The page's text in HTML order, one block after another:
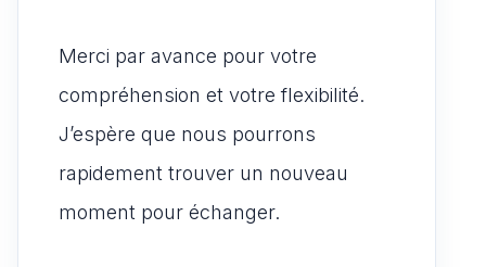
Merci par avance pour votre
compréhension et votre flexibilité.
J’espère que nous pourrons
rapidement trouver un nouveau
moment pour échanger.